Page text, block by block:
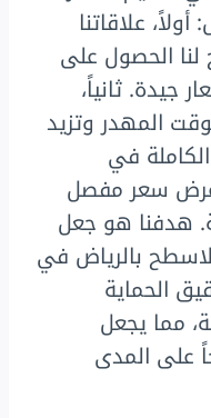
علاقاتنا
لنا الحصول على
جيدة. ثانياً،
المهدر وتزيد
الكاملة في
عرض سعر مفصل
هدفنا هو جعل
بالرياض في
الحماية
مما يجعل
على المدى